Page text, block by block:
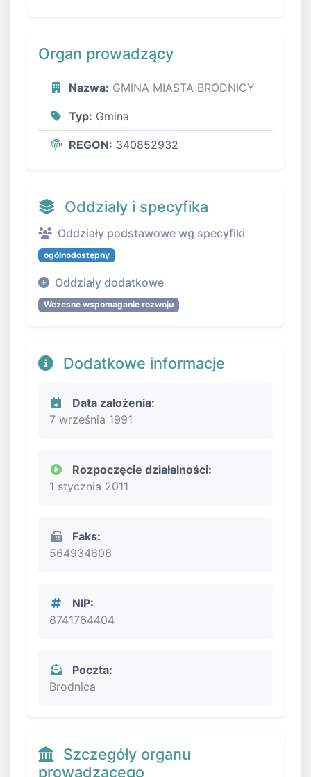
Organ prowadzący
Nazwa: GMINA MIASTA BRODNICY
Typ: Gmina
REGON: 340852932
Oddziały i specyfika
Oddziały podstawowe wg specyfiki
ogólnodostępny
Oddziały dodatkowe
Wczesne wspomaganie rozwoju
Dodatkowe informacje
Data założenia:
7 września 1991
Rozpoczęcie działalności:
1 stycznia 2011
Faks:
564934606
NIP:
8741764404
Poczta:
Brodnica
Szczegóły organu
prowadzącego